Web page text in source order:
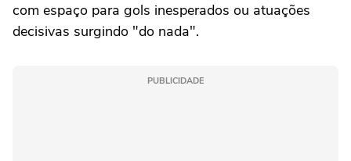
com espaço para gols inesperados ou atuações
decisivas surgindo "do nada".
PUBLICIDADE